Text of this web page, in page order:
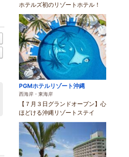
ホテルズ初のリゾートホテル！
PGMホテルリゾート沖縄
西海岸・東海岸
【７月３日グランドオープン】心
ほどける沖縄リゾートステイ